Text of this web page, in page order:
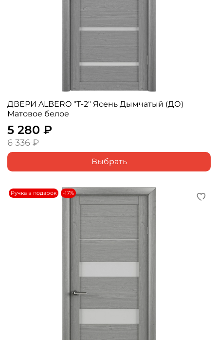
ДВЕРИ ALBERO "Т-2" Ясень Дымчатый (ДО)
Матовое белое
5 280 ₽
6 336 ₽
Выбрать
Ручка в подарок -17%